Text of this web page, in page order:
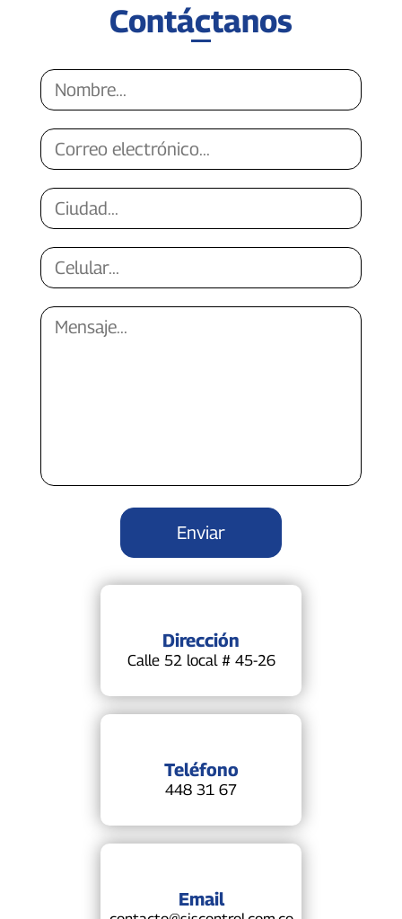
Contáctanos
Dirección
Calle 52 local # 45-26
Teléfono
448 31 67
Email